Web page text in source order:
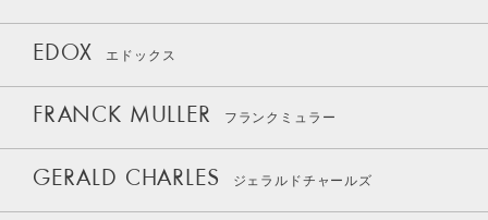
EDOX エドックス
FRANCK MULLER フランクミュラー
GERALD CHARLES ジェラルドチャールズ